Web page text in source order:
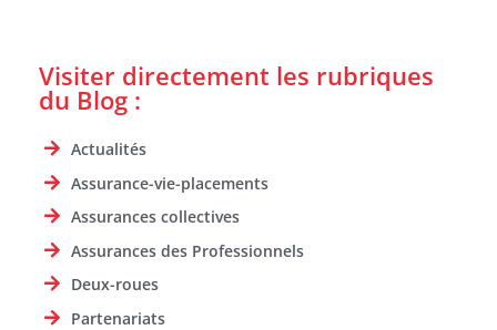
Visiter directement les rubriques
du Blog :
Actualités
Assurance-vie-placements
Assurances collectives
Assurances des Professionnels
Deux-roues
Partenariats